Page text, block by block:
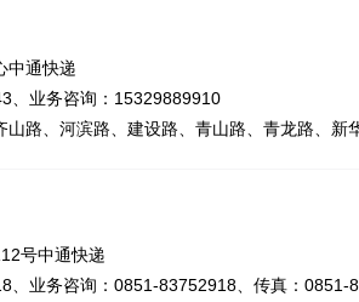
中通快递
、业务咨询：15329889910
路、河滨路、建设路、青山路、青龙路、新
号中通快递
、业务咨询：0851-83752918、传真：0851-